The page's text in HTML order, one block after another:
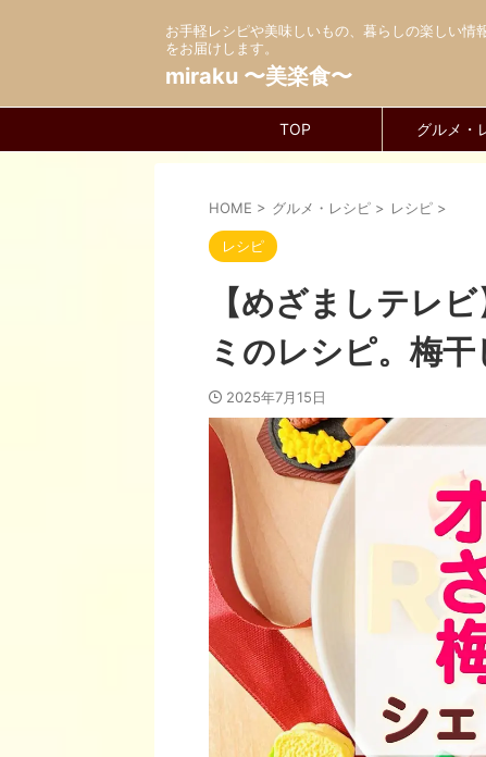
お手軽レシピや美味しいもの、暮らしの楽しい情
をお届けします。
miraku 〜美楽食〜
TOP グルメ・
HOME > グルメ・レシピ > レシピ >
レシピ
【めざましテレ
ミのレシピ。梅
2025年7月15日